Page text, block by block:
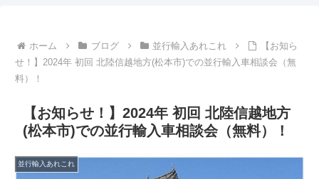
ホーム ブログ 並行輸入あれこれ
【お知ら
せ！】2024年 初回 北陸信越地方(松本市)での並行輸入車相談会（無
料）！
【お知らせ！】2024年 初回 北陸信越地方
(松本市)での並行輸入車相談会（無料）！
並行輸入あれこれ